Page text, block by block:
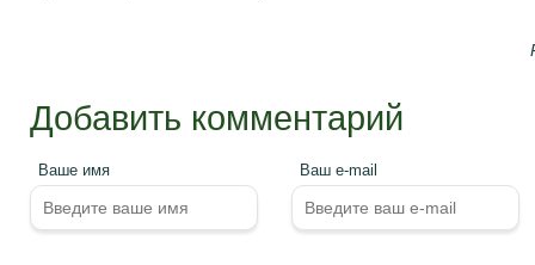
Добавить комментарий
Ваше имя Ваш e-mail